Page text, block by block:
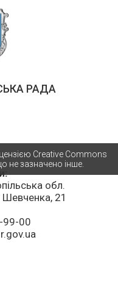
РАДА
обл.
Шевченка, 21
99-00
Creative Commons
не зазначено інше.